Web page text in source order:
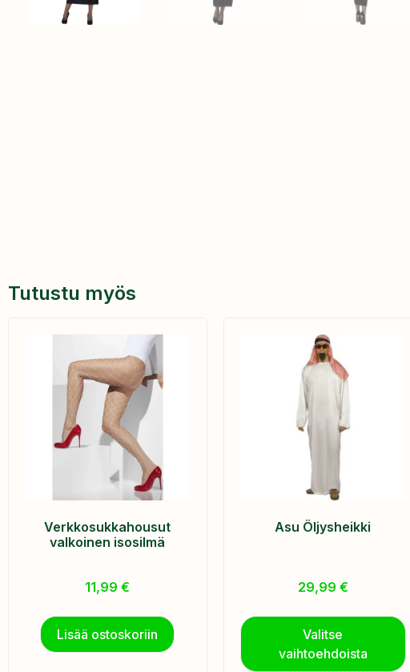
Tutustu myös
Verkkosukkahousut
valkoinen isosilmä
11,99€
Lisää ostoskoriin
Asu Öljysheikki
29,99 €
Valitse
vaihtoehdoista